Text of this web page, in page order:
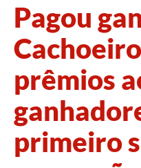
Pagou
prêmios
primeiro